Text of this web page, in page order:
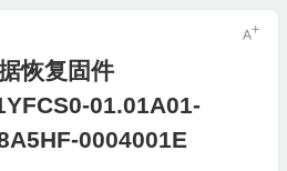
恢复固件
01.01A01-
0004001E